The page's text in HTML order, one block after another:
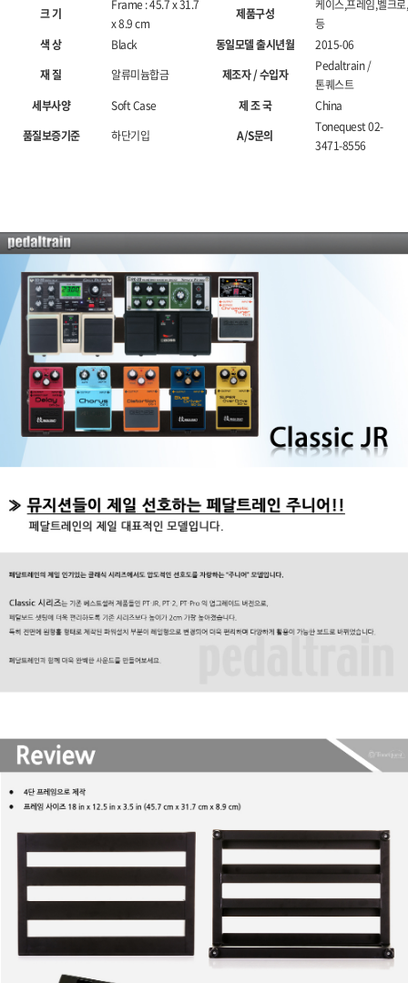
크 기
Frame : 45.7 x 31.7
x 8.9 cm
제품구성
케이스,프레임,벨크로,
등
색 상
Black 동일모델 출시년월
2015-06
재 질
알류미늄합금 제조자 / 수입자
Pedaltrain /
톤퀘스트
세부사양
Soft Case 제 조 국
China
품질보증기준
하단기입 A/S문의
Tonequest 02-
3471-8556